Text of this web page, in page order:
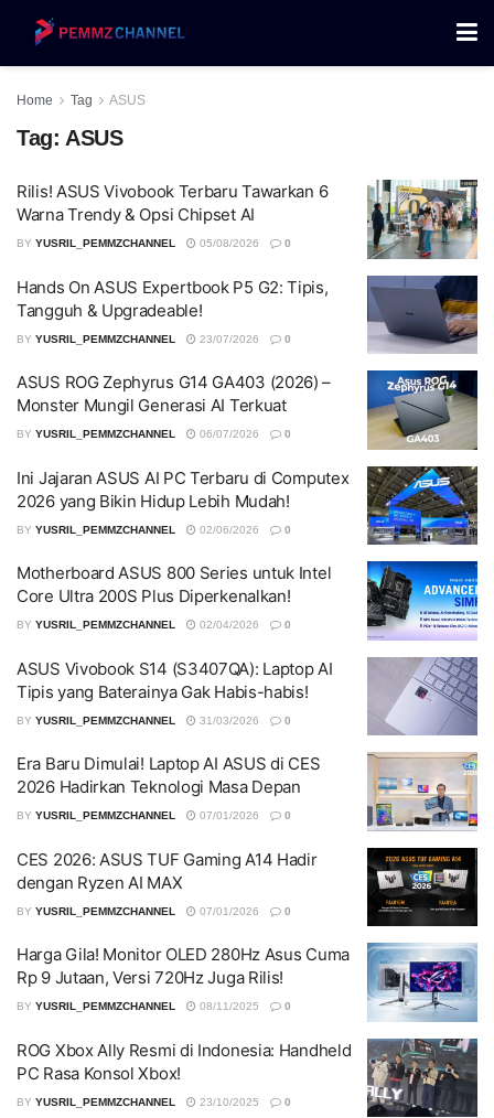
Home Tag ASUS
Tag: ASUS
Rilis! ASUS Vivobook Terbaru Tawarkan 6
Warna Trendy & Opsi Chipset AI
BY YUSRIL_PEMMZCHANNEL 05/08/2026 0
Hands On ASUS Expertbook P5 G2: Tipis,
Tangguh & Upgradeable!
BY YUSRIL_PEMMZCHANNEL 23/07/2026 0
ASUS ROG Zephyrus G14 GA403 (2026) –
Monster Mungil Generasi AI Terkuat
BY YUSRIL_PEMMZCHANNEL 06/07/2026 0
Ini Jajaran ASUS AI PC Terbaru di Computex
2026 yang Bikin Hidup Lebih Mudah!
BY YUSRIL_PEMMZCHANNEL 02/06/2026 0
Motherboard ASUS 800 Series untuk Intel
Core Ultra 200S Plus Diperkenalkan!
BY YUSRIL_PEMMZCHANNEL 02/04/2026 0
ASUS Vivobook S14 (S3407QA): Laptop AI
Tipis yang Baterainya Gak Habis-habis!
BY YUSRIL_PEMMZCHANNEL 31/03/2026 0
Era Baru Dimulai! Laptop AI ASUS di CES
2026 Hadirkan Teknologi Masa Depan
BY YUSRIL_PEMMZCHANNEL 07/01/2026 0
CES 2026: ASUS TUF Gaming A14 Hadir
dengan Ryzen AI MAX
BY YUSRIL_PEMMZCHANNEL 07/01/2026 0
Harga Gila! Monitor OLED 280Hz Asus Cuma
Rp 9 Jutaan, Versi 720Hz Juga Rilis!
BY YUSRIL_PEMMZCHANNEL 08/11/2025 0
ROG Xbox Ally Resmi di Indonesia: Handheld
PC Rasa Konsol Xbox!
BY YUSRIL_PEMMZCHANNEL 23/10/2025 0